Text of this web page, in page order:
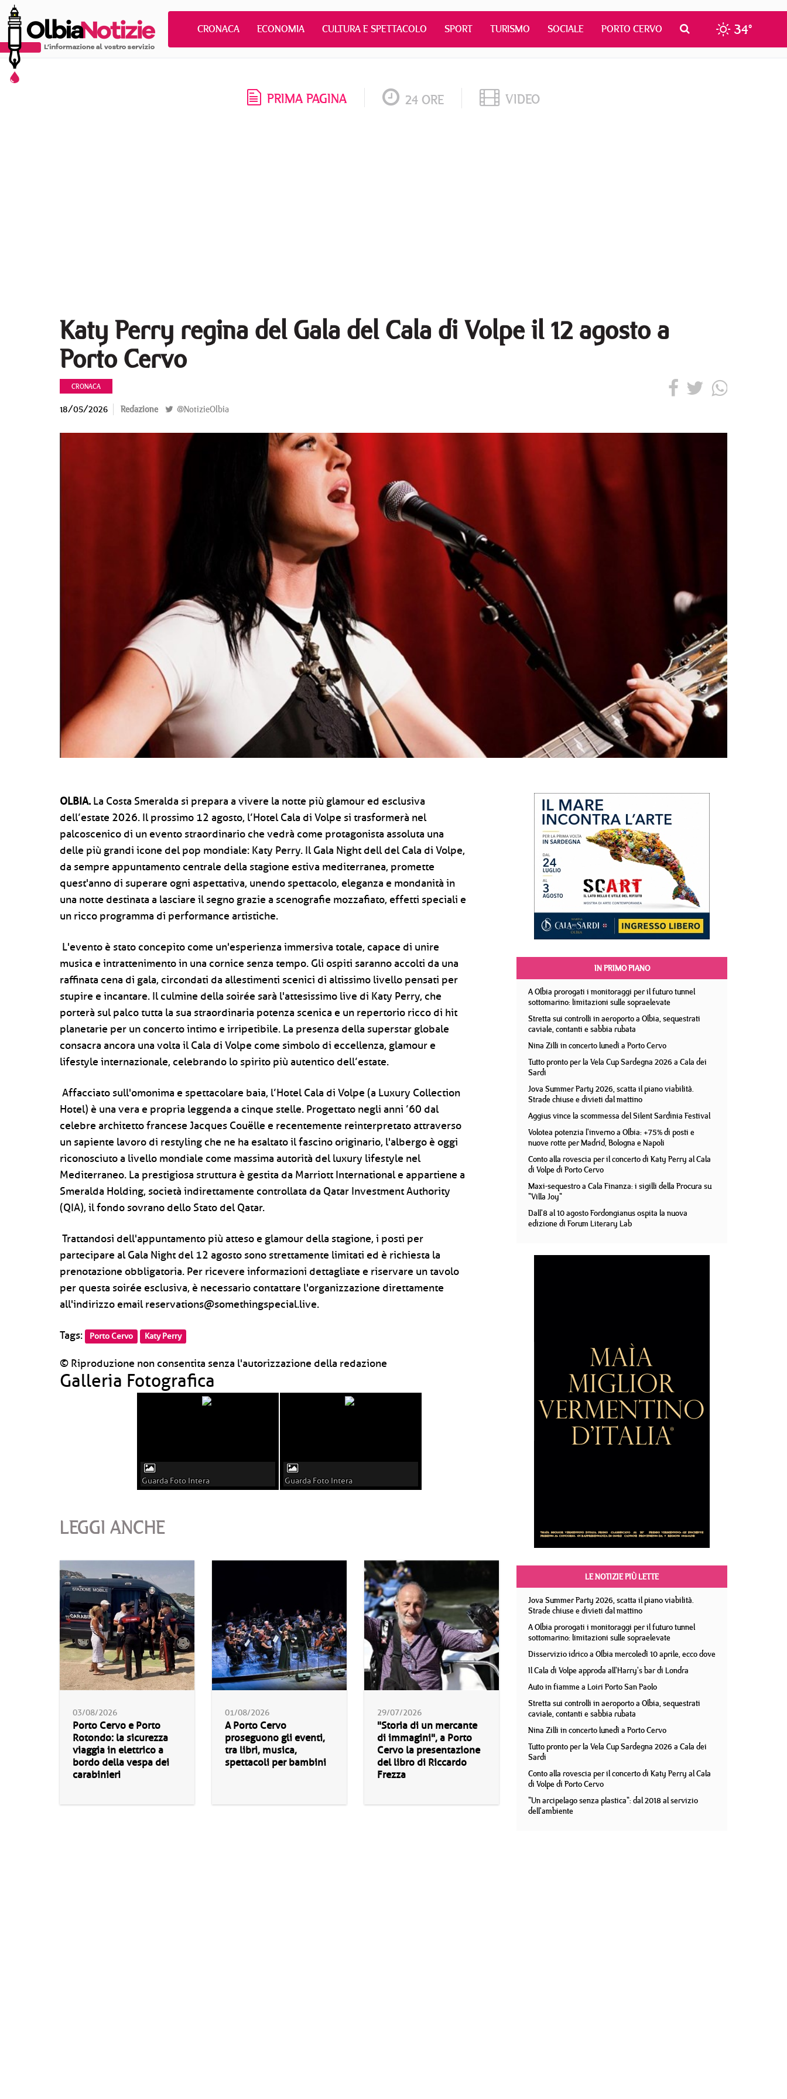
CRONACA ECONOMIA CULTURA E SPETTACOLO SPORT TURISMO SOCIALE PORTO CERVO 34°
PRIMA PAGINA 24 ORE VIDEO
Katy Perry regina del Gala del Cala di Volpe il 12 agosto a
Porto Cervo
CRONACA
18/05/2026 Redazione @NotizieOlbia
OLBIA. La Costa Smeralda si prepara a vivere la notte più glamour ed esclusiva
dell’estate 2026. Il prossimo 12 agosto, l’Hotel Cala di Volpe si trasformerà nel
palcoscenico di un evento straordinario che vedrà come protagonista assoluta una
delle più grandi icone del pop mondiale: Katy Perry. Il Gala Night dell del Cala di Volpe,
da sempre appuntamento centrale della stagione estiva mediterranea, promette
quest'anno di superare ogni aspettativa, unendo spettacolo, eleganza e mondanità in
una notte destinata a lasciare il segno grazie a scenografie mozzafiato, effetti speciali e
un ricco programma di performance artistiche.
L'evento è stato concepito come un'esperienza immersiva totale, capace di unire
musica e intrattenimento in una cornice senza tempo. Gli ospiti saranno accolti da una
raffinata cena di gala, circondati da allestimenti scenici di altissimo livello pensati per
stupire e incantare. Il culmine della soirée sarà l'attesissimo live di Katy Perry, che
porterà sul palco tutta la sua straordinaria potenza scenica e un repertorio ricco di hit
planetarie per un concerto intimo e irripetibile. La presenza della superstar globale
consacra ancora una volta il Cala di Volpe come simbolo di eccellenza, glamour e
lifestyle internazionale, celebrando lo spirito più autentico dell’estate.
Affacciato sull'omonima e spettacolare baia, l’Hotel Cala di Volpe (a Luxury Collection
Hotel) è una vera e propria leggenda a cinque stelle. Progettato negli anni ’60 dal
celebre architetto francese Jacques Couëlle e recentemente reinterpretato attraverso
un sapiente lavoro di restyling che ne ha esaltato il fascino originario, l'albergo è oggi
riconosciuto a livello mondiale come massima autorità del luxury lifestyle nel
Mediterraneo. La prestigiosa struttura è gestita da Marriott International e appartiene a
Smeralda Holding, società indirettamente controllata da Qatar Investment Authority
(QIA), il fondo sovrano dello Stato del Qatar.
Trattandosi dell'appuntamento più atteso e glamour della stagione, i posti per
partecipare al Gala Night del 12 agosto sono strettamente limitati ed è richiesta la
prenotazione obbligatoria. Per ricevere informazioni dettagliate e riservare un tavolo
per questa soirée esclusiva, è necessario contattare l'organizzazione direttamente
all'indirizzo email reservations@somethingspecial.live.
Tags: Porto Cervo Katy Perry
© Riproduzione non consentita senza l'autorizzazione della redazione
Galleria Fotografica
Guarda Foto Intera Guarda Foto Intera
LEGGI ANCHE
03/08/2026
Porto Cervo e Porto
Rotondo: la sicurezza
viaggia in elettrico a
bordo della vespa dei
carabinieri
01/08/2026
A Porto Cervo
proseguono gli eventi,
tra libri, musica,
spettacoli per bambini
29/07/2026
"Storia di un mercante
di immagini", a Porto
Cervo la presentazione
del libro di Riccardo
Frezza
IN PRIMO PIANO
A Olbia prorogati i monitoraggi per il futuro tunnel
sottomarino: limitazioni sulle sopraelevate
Stretta sui controlli in aeroporto a Olbia, sequestrati
caviale, contanti e sabbia rubata
Nina Zilli in concerto lunedì a Porto Cervo
Tutto pronto per la Vela Cup Sardegna 2026 a Cala dei
Sardi
Jova Summer Party 2026, scatta il piano viabilità.
Strade chiuse e divieti dal mattino
Aggius vince la scommessa del Silent Sardinia Festival
Volotea potenzia l'inverno a Olbia: +75% di posti e
nuove rotte per Madrid, Bologna e Napoli
Conto alla rovescia per il concerto di Katy Perry al Cala
di Volpe di Porto Cervo
Maxi-sequestro a Cala Finanza: i sigilli della Procura su
"Villa Joy"
Dall'8 al 10 agosto Fordongianus ospita la nuova
edizione di Forum Literary Lab
LE NOTIZIE PIÙ LETTE
Jova Summer Party 2026, scatta il piano viabilità.
Strade chiuse e divieti dal mattino
A Olbia prorogati i monitoraggi per il futuro tunnel
sottomarino: limitazioni sulle sopraelevate
Disservizio idrico a Olbia mercoledì 10 aprile, ecco dove
Il Cala di Volpe approda all'Harry's bar di Londra
Auto in fiamme a Loiri Porto San Paolo
Stretta sui controlli in aeroporto a Olbia, sequestrati
caviale, contanti e sabbia rubata
Nina Zilli in concerto lunedì a Porto Cervo
Tutto pronto per la Vela Cup Sardegna 2026 a Cala dei
Sardi
Conto alla rovescia per il concerto di Katy Perry al Cala
di Volpe di Porto Cervo
"Un arcipelago senza plastica": dal 2018 al servizio
dell'ambiente